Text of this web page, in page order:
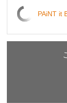
PAiNT it